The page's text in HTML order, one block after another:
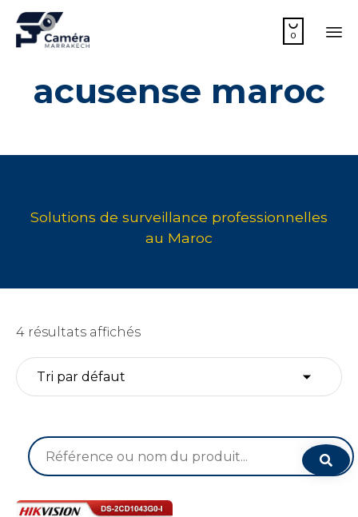

0
acusense maroc
4 résultats affichés
Recherche
pour :